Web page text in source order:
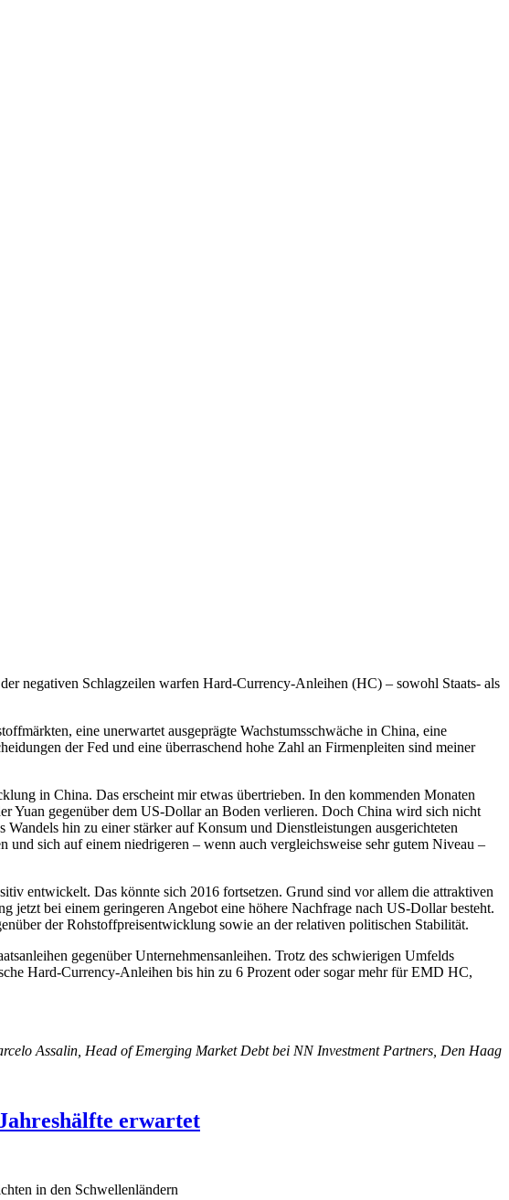
negativen Schlagzeilen warfen Hard-Currency-Anleihen (HC) – sowohl Staats- als
eine unerwartet ausgeprägte Wachstumsschwäche in China, eine
der Fed und eine überraschend hohe Zahl an Firmenpleiten sind meiner
in China. Das erscheint mir etwas übertrieben. In den kommenden Monaten
Yuan gegenüber dem US-Dollar an Boden verlieren. Doch China wird sich nicht
hin zu einer stärker auf Konsum und Dienstleistungen ausgerichteten
sich auf einem niedrigeren – wenn auch vergleichsweise sehr gutem Niveau –
entwickelt. Das könnte sich 2016 fortsetzen. Grund sind vor allem die attraktiven
bei einem geringeren Angebot eine höhere Nachfrage nach US-Dollar besteht.
der Rohstoffpreisentwicklung sowie an der relativen politischen Stabilität.
gegenüber Unternehmensanleihen. Trotz des schwierigen Umfelds
Hard-Currency-Anleihen bis hin zu 6 Prozent oder sogar mehr für EMD HC,
Assalin, Head of Emerging Market Debt bei NN Investment Partners, Den Haag
erwartet
in den Schwellenländern